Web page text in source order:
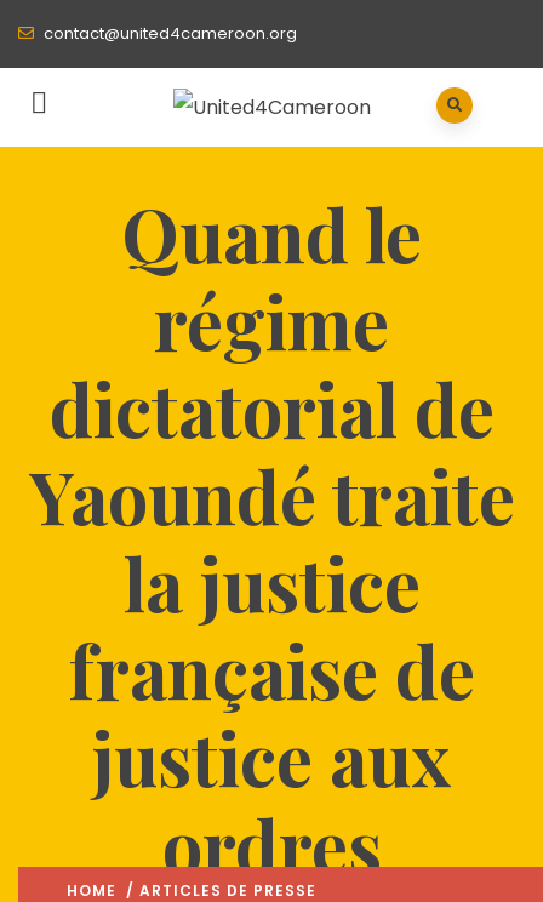
contact@united4cameroon.org
Quand le
régime
dictatorial de
Yaoundé traite
la justice
française de
justice aux
ordres
HOME / ARTICLES DE PRESSE